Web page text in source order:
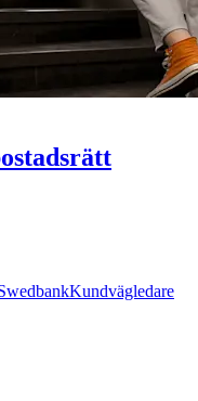
Kundvägledare